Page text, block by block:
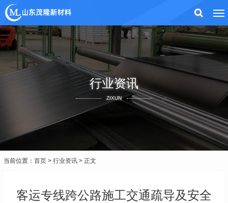
行业资讯
ZIXUN
当前位置： 首页 > 行业资讯 > 正文
客运专线跨公路施工交通疏导及安全